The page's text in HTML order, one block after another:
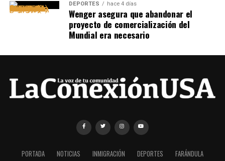
DEPORTES hace 4 días
Wenger asegura que abandonar el
proyecto de comercialización del
Mundial era necesario
PORTADA NOTICIAS INMIGRACIÓN DEPORTES FARÁNDULA